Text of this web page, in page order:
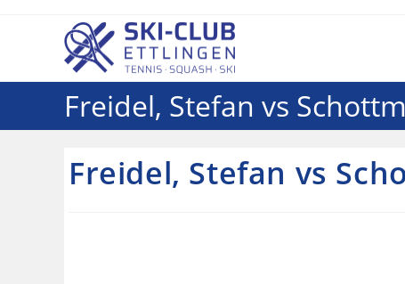
Freidel, Stefan vs
Freidel, Stefan vs